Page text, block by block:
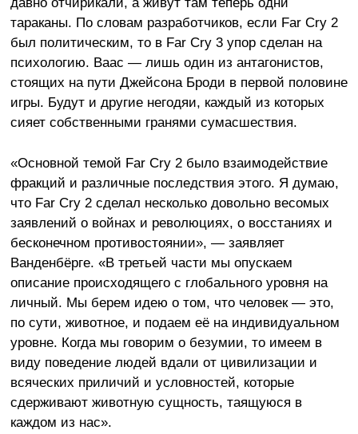
тараканы. По словам разработчиков, если Far Cry 2
был политическим, то в Far Cry 3 упор сделан на
психологию. Ваас — лишь один из антагонистов,
стоящих на пути Джейсона Броди в первой половине
игры. Будут и другие негодяи, каждый из которых
сияет собственными гранями сумасшествия.
«Основной темой Far Cry 2 было взаимодействие
фракций и различные последствия этого. Я думаю,
что Far Cry 2 сделал несколько довольно весомых
заявлений о войнах и революциях, о восстаниях и
бесконечном противостоянии», — заявляет
Ванденбёрге. «В третьей части мы опускаем
описание происходящего с глобального уровня на
личный. Мы берем идею о том, что человек — это,
по сути, животное, и подаем её на индивидуальном
уровне. Когда мы говорим о безумии, то имеем в
виду поведение людей вдали от цивилизации и
всяческих приличий и условностей, которые
сдерживают животную сущность, таящуюся в
каждом из нас».